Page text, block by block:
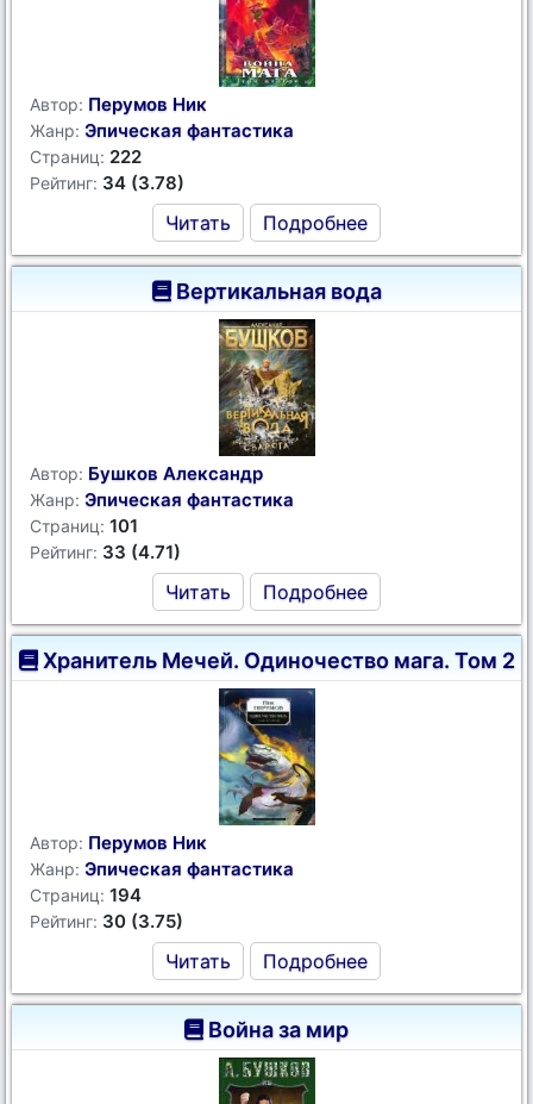
Автор: Перумов Ник
Жанр: Эпическая фантастика
Страниц: 222
Рейтинг: 34 (3.78)
Читать Подробнее
Вертикальная вода
Автор: Бушков Александр
Жанр: Эпическая фантастика
Страниц: 101
Рейтинг: 33 (4.71)
Читать Подробнее
Хранитель Мечей. Одиночество мага. Том 2
Автор: Перумов Ник
Жанр: Эпическая фантастика
Страниц: 194
Рейтинг: 30 (3.75)
Читать Подробнее
Война за мир